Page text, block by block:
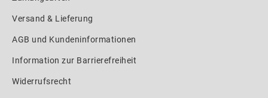
Versand & Lieferung
AGB und Kundeninformationen
Information zur Barrierefreiheit
Widerrufsrecht